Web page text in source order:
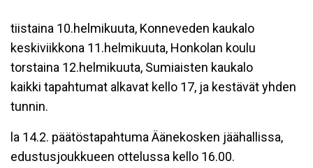
tiistaina 10.helmikuuta, Konneveden kaukalo
keskiviikkona 11.helmikuuta, Honkolan koulu
torstaina 12.helmikuuta, Sumiaisten kaukalo
kaikki tapahtumat alkavat kello 17, ja kestävät yhden
tunnin.
la 14.2. päätöstapahtuma Äänekosken jäähallissa,
edustusjoukkueen ottelussa kello 16.00.